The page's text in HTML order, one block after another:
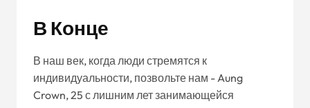
В Конце
В наш век, когда люди стремятся к
индивидуальности, позвольте нам - Aung
Crown, 25 с лишним лет занимающейся